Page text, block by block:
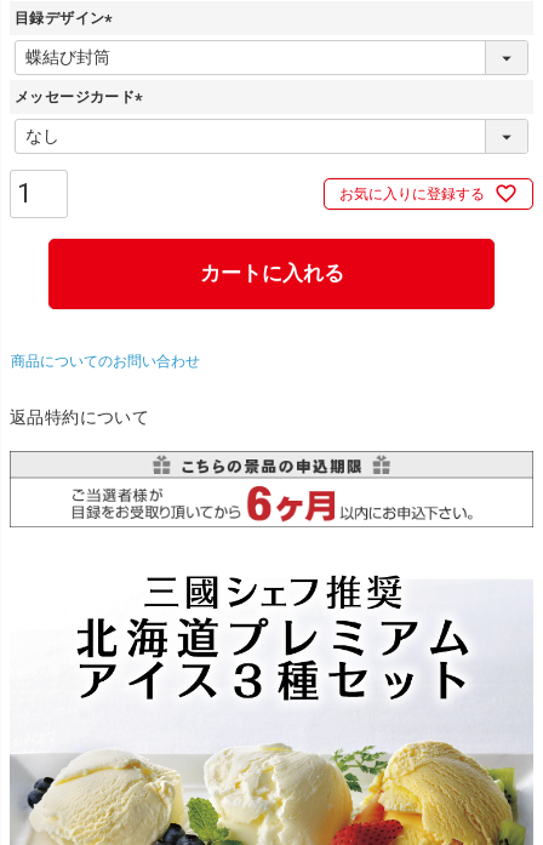
目録デザイン
(
必
須
)
メッセージカード
必
お気に入りに登録する
カートに入れる
商品についてのお問い合わせ
返品特約について